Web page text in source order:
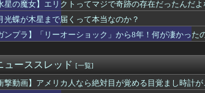
ゃん・のあ先輩・もちづきさん「結婚してください！
デミア」特別短編「I am a hero too」感想 救け...
ユーレカ・エヴリカ- 第5話 感想：稲子ちゃん変なスイッ
今更SSSS.GRIDMANを観賞するも面白過ぎて今まで観
穂の胸がこんなにナーフされて可哀想に…
星の魔女】エリクトってマジで奇跡の存在だったんだよ
光蝶が木星まで届くって本当なのか？
ンプラ】「リーオーショック」から8年！何が凄かった
ューススレッド [一覧]
撃動画】アメリカ人なら絶対目が覚める目覚まし時計